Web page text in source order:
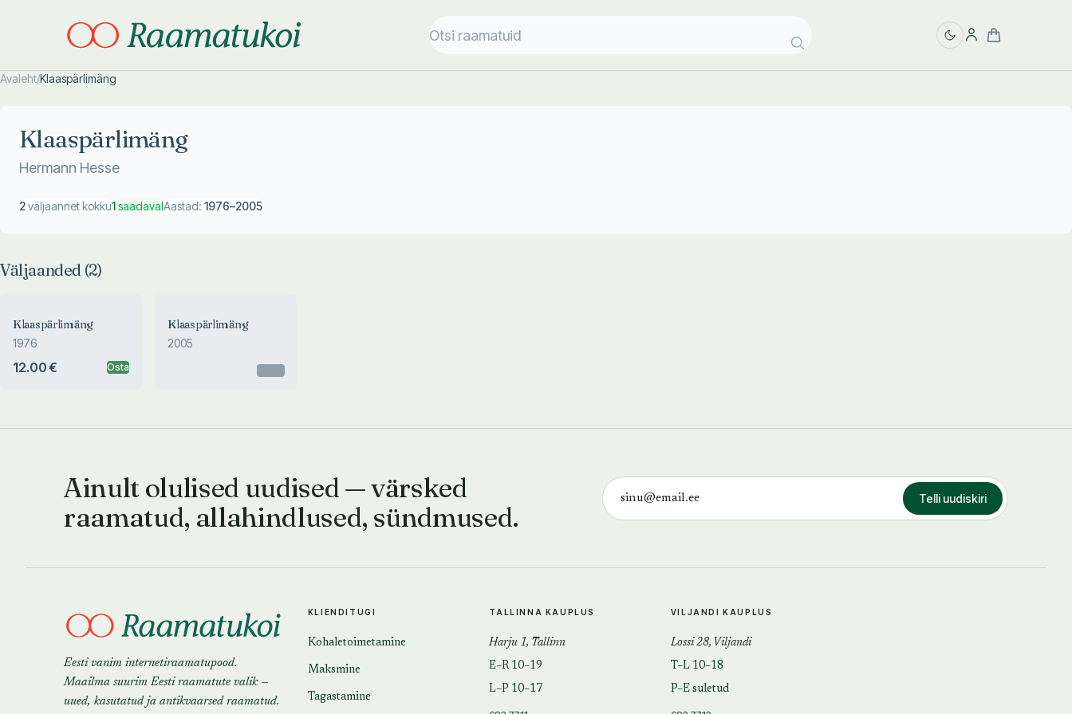
Avaleht/Klaaspärlimäng
Klaaspärlimäng
Hermann Hesse
2väljaannet kokku1saadavalAastad: 1976–2005
Väljaanded (2)
Klaaspärlimäng
1976
12.00 € Osta
Klaaspärlimäng
2005
Ainult olulised uudised — värsked
raamatud, allahindlused, sündmused.
Telli uudiskiri
Eesti vanim internetiraamatupood.
Maailma suurim Eesti raamatute valik —
uued, kasutatud ja antikvaarsed raamatud.
KLIENDITUGI
Kohaletoimetamine
Maksmine
Tagastamine
TALLINNA KAUPLUS
Harju 1, Tallinn
E–R 10–19
L–P 10–17
VILJANDI KAUPLUS
Lossi 28, Viljandi
T–L 10–18
P–E suletud